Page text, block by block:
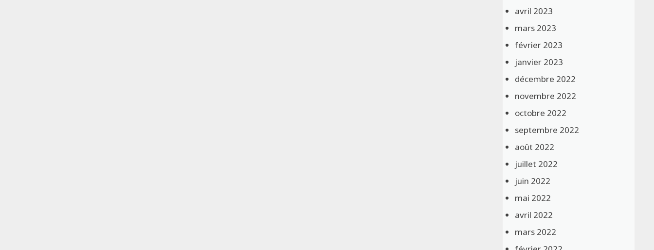
avril 2023
mars 2023
février 2023
janvier 2023
décembre 2022
novembre 2022
octobre 2022
septembre 2022
août 2022
juillet 2022
juin 2022
mai 2022
avril 2022
mars 2022